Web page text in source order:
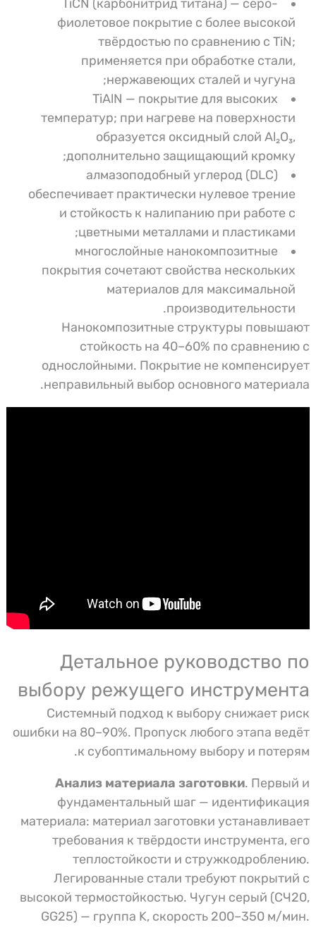
TiCN (карбонитрид титана) — серо-
фиолетовое покрытие с более высокой
твёрдостью по сравнению с TiN;
применяется при обработке стали,
нержавеющих сталей и чугуна;
TiAlN — покрытие для высоких
температур; при нагреве на поверхности
образуется оксидный слой Al₂O₃,
дополнительно защищающий кромку;
алмазоподобный углерод (DLC)
обеспечивает практически нулевое трение
и стойкость к налипанию при работе с
цветными металлами и пластиками;
многослойные нанокомпозитные
покрытия сочетают свойства нескольких
материалов для максимальной
производительности.
Нанокомпозитные структуры повышают
стойкость на 40–60% по сравнению с
однослойными. Покрытие не компенсирует
неправильный выбор основного материала.
Детальное руководство по
выбору режущего инструмента
Системный подход к выбору снижает риск
ошибки на 80–90%. Пропуск любого этапа ведёт
к субоптимальному выбору и потерям.
Анализ материала заготовки. Первый и
фундаментальный шаг — идентификация
материала: материал заготовки устанавливает
требования к твёрдости инструмента, его
теплостойкости и стружкодроблению.
Легированные стали требуют покрытий с
высокой термостойкостью. Чугун серый (СЧ20,
GG25) — группа K, скорость 200–350 м/мин.